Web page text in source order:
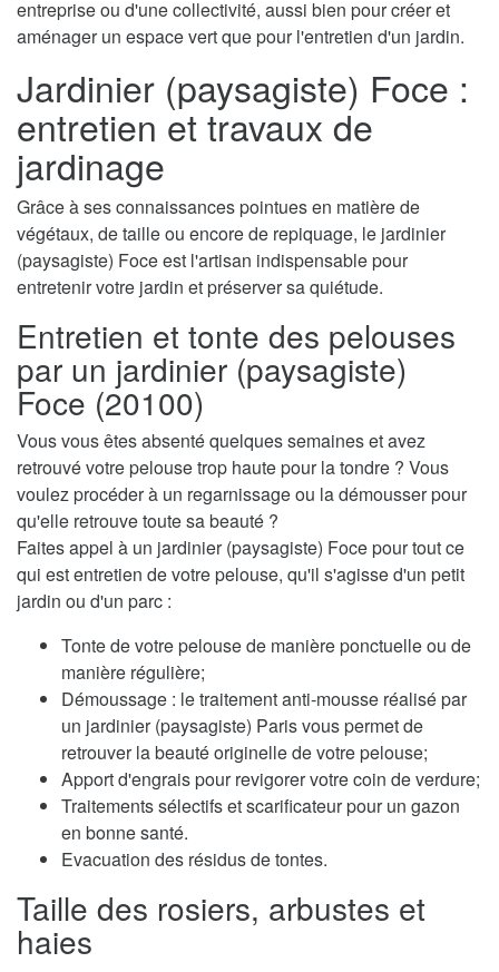
entreprise ou d'une collectivité, aussi bien pour créer et
aménager un espace vert que pour l'entretien d'un jardin.
Jardinier (paysagiste) Foce :
entretien et travaux de
jardinage
Grâce à ses connaissances pointues en matière de
végétaux, de taille ou encore de repiquage, le jardinier
(paysagiste) Foce est l'artisan indispensable pour
entretenir votre jardin et préserver sa quiétude.
Entretien et tonte des pelouses
par un jardinier (paysagiste)
Foce (20100)
Vous vous êtes absenté quelques semaines et avez
retrouvé votre pelouse trop haute pour la tondre ? Vous
voulez procéder à un regarnissage ou la démousser pour
qu'elle retrouve toute sa beauté ?
Faites appel à un jardinier (paysagiste) Foce pour tout ce
qui est entretien de votre pelouse, qu'il s'agisse d'un petit
jardin ou d'un parc :
Tonte de votre pelouse de manière ponctuelle ou de
manière régulière;
Démoussage : le traitement anti-mousse réalisé par
un jardinier (paysagiste) Paris vous permet de
retrouver la beauté originelle de votre pelouse;
Apport d'engrais pour revigorer votre coin de verdure;
Traitements sélectifs et scarificateur pour un gazon
en bonne santé.
Evacuation des résidus de tontes.
Taille des rosiers, arbustes et
haies